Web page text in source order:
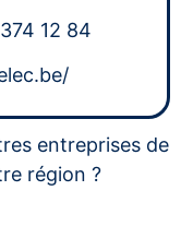
12 84
entreprises de
région ?